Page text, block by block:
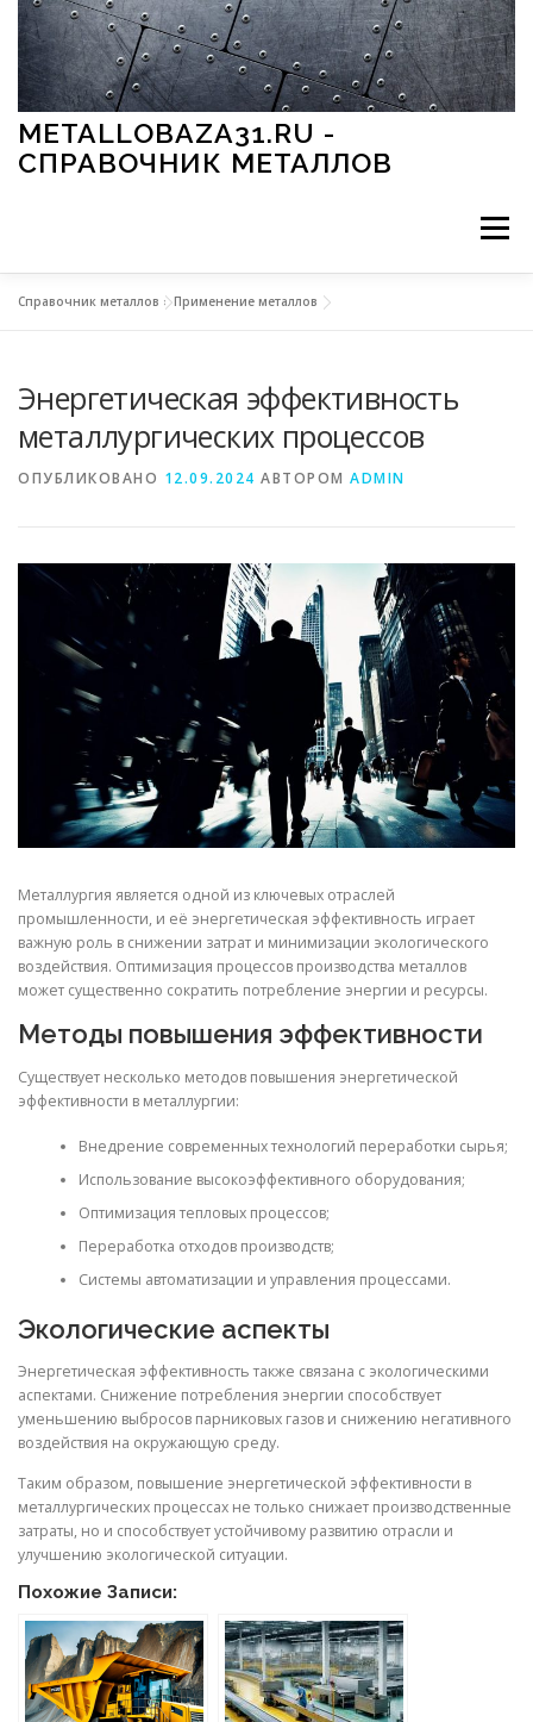
Перейти к содержимому
METALLOBAZA31.RU -
СПРАВОЧНИК МЕТАЛЛОВ
Меню
МЕТАЛЛЫ И ОКРУЖАЮЩАЯ СРЕДА
СВОЙСТВА МЕТАЛЛОВ СОРТА МЕТАЛЛОВ
СТАТЬИ
Справочник металлов »Применение металлов
Энергетическая эффективность
металлургических процессов
ОПУБЛИКОВАНО 12.09.2024 АВТОРОМ ADMIN
Металлургия является одной из ключевых отраслей
промышленности, и её энергетическая эффективность играет
важную роль в снижении затрат и минимизации экологического
воздействия. Оптимизация процессов производства металлов
может существенно сократить потребление энергии и ресурсы.
Методы повышения эффективности
Существует несколько методов повышения энергетической
эффективности в металлургии:
Внедрение современных технологий переработки сырья;
Использование высокоэффективного оборудования;
Оптимизация тепловых процессов;
Переработка отходов производств;
Системы автоматизации и управления процессами.
Экологические аспекты
Энергетическая эффективность также связана с экологическими
аспектами. Снижение потребления энергии способствует
уменьшению выбросов парниковых газов и снижению негативного
воздействия на окружающую среду.
Таким образом, повышение энергетической эффективности в
металлургических процессах не только снижает производственные
затраты, но и способствует устойчивому развитию отрасли и
улучшению экологической ситуации.
Похожие Записи: